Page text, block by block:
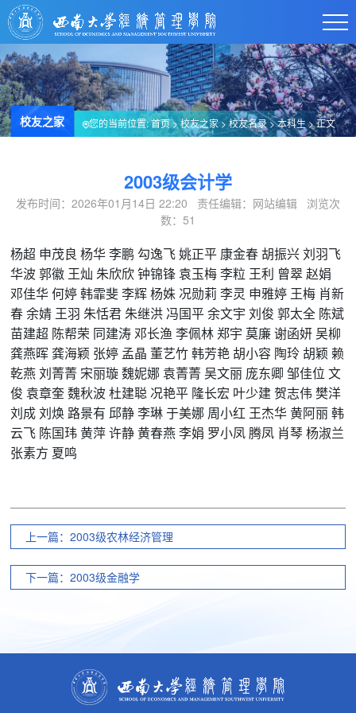
校友之家 您的当前位置:首页>校友之家>校友名录>本科生> 正文
2003级会计学
发布时间：2026年01月14日 22:20 责任编辑：网站编辑 浏览次
数： 51
杨超 申茂良 杨华 李鹏 勾逸飞 姚正平 康金春 胡振兴 刘羽飞
华波 郭徽 王灿 朱欣欣 钟锦锋 袁玉梅 李粒 王利 曾翠 赵娟
邓佳华 何婷 韩霏斐 李辉 杨姝 况勋莉 李灵 申雅婷 王梅 肖新
春 余婧 王羽 朱恬君 朱继洪 冯国平 余文宇 刘俊 郭太全 陈斌
苗建超 陈帮荣 同建涛 邓长渔 李佩林 郑宇 莫廉 谢函妍 吴柳
龚燕晖 龚海颖 张婷 孟晶 董艺竹 韩芳艳 胡小容 陶玲 胡颖 赖
乾燕 刘菁菁 宋丽璇 魏妮娜 袁菁菁 吴文丽 庞东卿 邹佳位 文
俊 袁章奎 魏秋波 杜建聪 况艳平 隆长宏 叶少建 贺志伟 樊洋
刘成 刘焕 路景有 邱静 李琳 于美娜 周小红 王杰华 黄阿丽 韩
云飞 陈国玮 黄萍 许静 黄春燕 李娟 罗小凤 腾凤 肖琴 杨淑兰
张素方 夏鸣
上一篇：2003级农林经济管理
下一篇：2003级金融学